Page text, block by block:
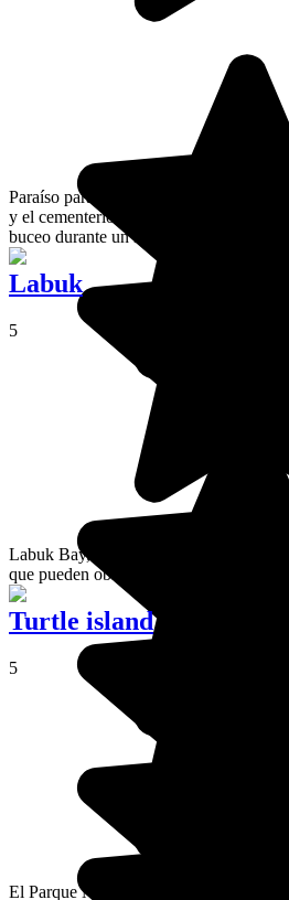
Paraíso para los buceadores, famosa
y el cementerio de tortugas. Una visita
buceo durante un recorrido por Malasia.
Labuk
5
Labuk Bay, gran reserva animal de
que pueden observarse monos
Turtle island
5
El Parque Nacional de las Islas Tortuga